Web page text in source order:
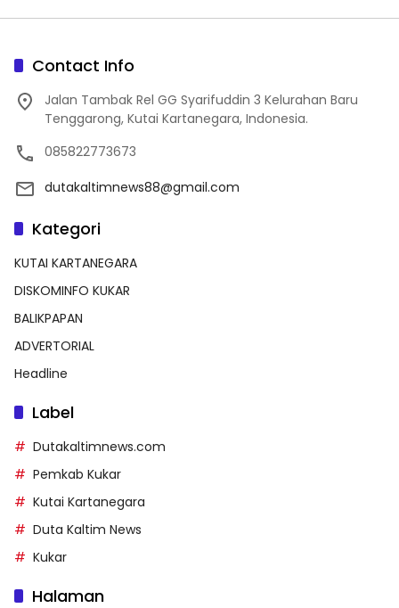
Contact Info
Jalan Tambak Rel GG Syarifuddin 3 Kelurahan Baru
Tenggarong, Kutai Kartanegara, Indonesia.
085822773673
dutakaltimnews88@gmail.com
Kategori
KUTAI KARTANEGARA
DISKOMINFO KUKAR
BALIKPAPAN
ADVERTORIAL
Headline
Label
Dutakaltimnews.com
Pemkab Kukar
Kutai Kartanegara
Duta Kaltim News
Kukar
Halaman